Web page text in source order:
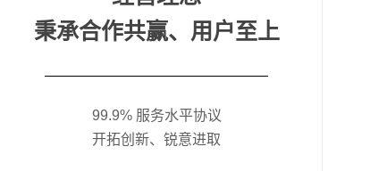
秉承合作共赢、用户至上
99.9% 服务水平协议
开拓创新、锐意进取